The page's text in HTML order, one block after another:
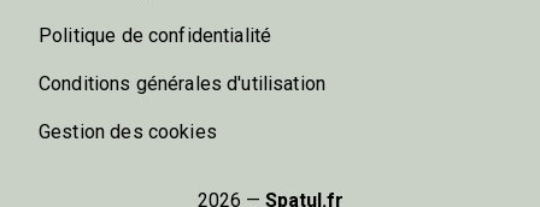
Politique de confidentialité
Conditions générales d'utilisation
Gestion des cookies
2026 — Spatul.fr